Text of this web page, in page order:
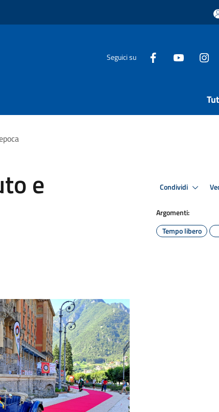
Seguici su
e Condividi
Argomenti:
Tempo libero